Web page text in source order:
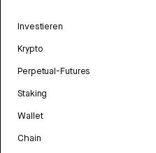
Investieren
Krypto
Perpetual-Futures
Staking
Wallet
Chain